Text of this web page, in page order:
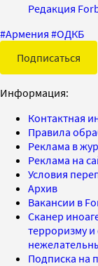
Редакция
#Армения #ОДКБ
Подписаться
Информация:
Контактная
Правила
Реклама в
Реклама на
Условия
Архив
Вакансии в
Сканер
терроризму
Подписка на